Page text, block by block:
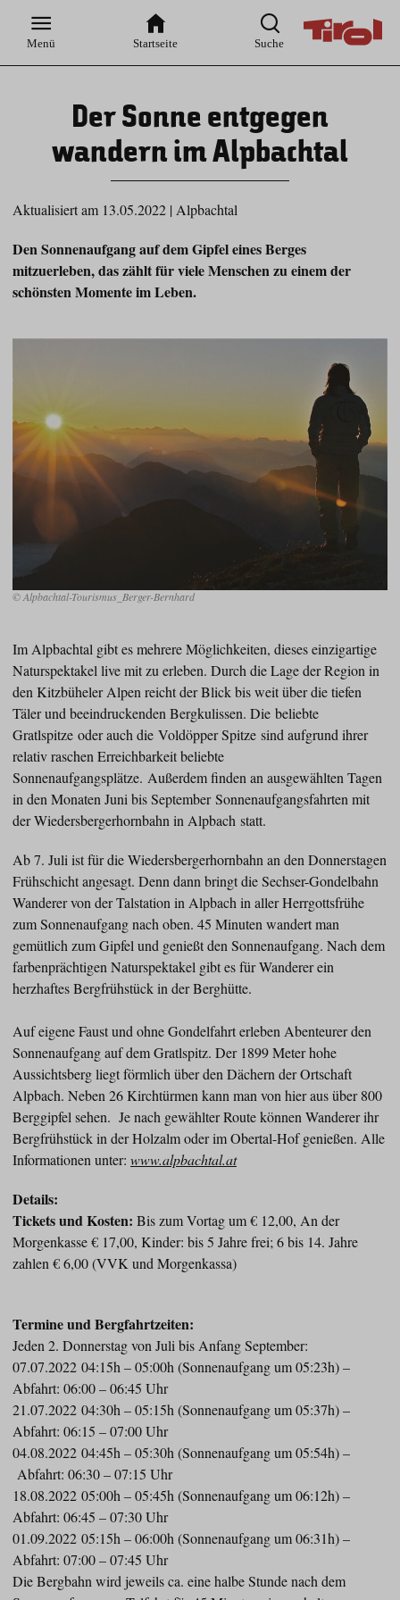
Hauptnavigation
Inhaltsbereich
Menü Startseite Suche
Der Sonne entgegen
wandern im Alpbachtal
Aktualisiert am 13.05.2022 | Alpbachtal
Den Sonnenaufgang auf dem Gipfel eines Berges
mitzuerleben, das zählt für viele Menschen zu einem der
schönsten Momente im Leben.
© Alpbachtal-Tourismus_Berger-Bernhard
Im Alpbachtal gibt es mehrere Möglichkeiten, dieses einzigartige
Naturspektakel live mit zu erleben. Durch die Lage der Region in
den Kitzbüheler Alpen reicht der Blick bis weit über die tiefen
Täler und beeindruckenden Bergkulissen. Die beliebte
Gratlspitze oder auch die Voldöpper Spitze sind aufgrund ihrer
relativ raschen Erreichbarkeit beliebte
Sonnenaufgangsplätze. Außerdem finden an ausgewählten Tagen
in den Monaten Juni bis September Sonnenaufgangsfahrten mit
der Wiedersbergerhornbahn in Alpbach statt.
Ab 7. Juli ist für die Wiedersbergerhornbahn an den Donnerstagen
Frühschicht angesagt. Denn dann bringt die Sechser-Gondelbahn
Wanderer von der Talstation in Alpbach in aller Herrgottsfrühe
zum Sonnenaufgang nach oben. 45 Minuten wandert man
gemütlich zum Gipfel und genießt den Sonnenaufgang. Nach dem
farbenprächtigen Naturspektakel gibt es für Wanderer ein
herzhaftes Bergfrühstück in der Berghütte.
Auf eigene Faust und ohne Gondelfahrt erleben Abenteurer den
Sonnenaufgang auf dem Gratlspitz. Der 1899 Meter hohe
Aussichtsberg liegt förmlich über den Dächern der Ortschaft
Alpbach. Neben 26 Kirchtürmen kann man von hier aus über 800
Berggipfel sehen. Je nach gewählter Route können Wanderer ihr
Bergfrühstück in der Holzalm oder im Obertal-Hof genießen. Alle
Informationen unter: www.alpbachtal.at
Details:
Tickets und Kosten: Bis zum Vortag um € 12,00, An der
Morgenkasse € 17,00, Kinder: bis 5 Jahre frei; 6 bis 14. Jahre
zahlen € 6,00 (VVK und Morgenkassa)
Termine und Bergfahrtzeiten:
Jeden 2. Donnerstag von Juli bis Anfang September:
07.07.2022 04:15h – 05:00h (Sonnenaufgang um 05:23h) –
Abfahrt: 06:00 – 06:45 Uhr
21.07.2022 04:30h – 05:15h (Sonnenaufgang um 05:37h) –
Abfahrt: 06:15 – 07:00 Uhr
04.08.2022 04:45h – 05:30h (Sonnenaufgang um 05:54h) –
Abfahrt: 06:30 – 07:15 Uhr
18.08.2022 05:00h – 05:45h (Sonnenaufgang um 06:12h) –
Abfahrt: 06:45 – 07:30 Uhr
01.09.2022 05:15h – 06:00h (Sonnenaufgang um 06:31h) –
Abfahrt: 07:00 – 07:45 Uhr
Die Bergbahn wird jeweils ca. eine halbe Stunde nach dem